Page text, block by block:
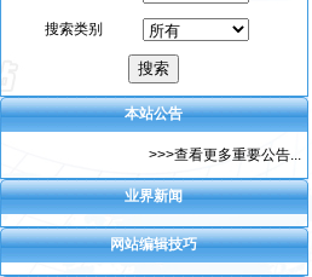
搜索类别
本站公告
>>>查看更多重要公告...
业界新闻
网站编辑技巧
衡南育儿网
衡南县机关实验幼儿园
・china38度联盟
・成都市神韵艺术传播
・风湿骨痛网
・常店镇褚庄小学
・田伯平艺术网
・高州市青山卫生站